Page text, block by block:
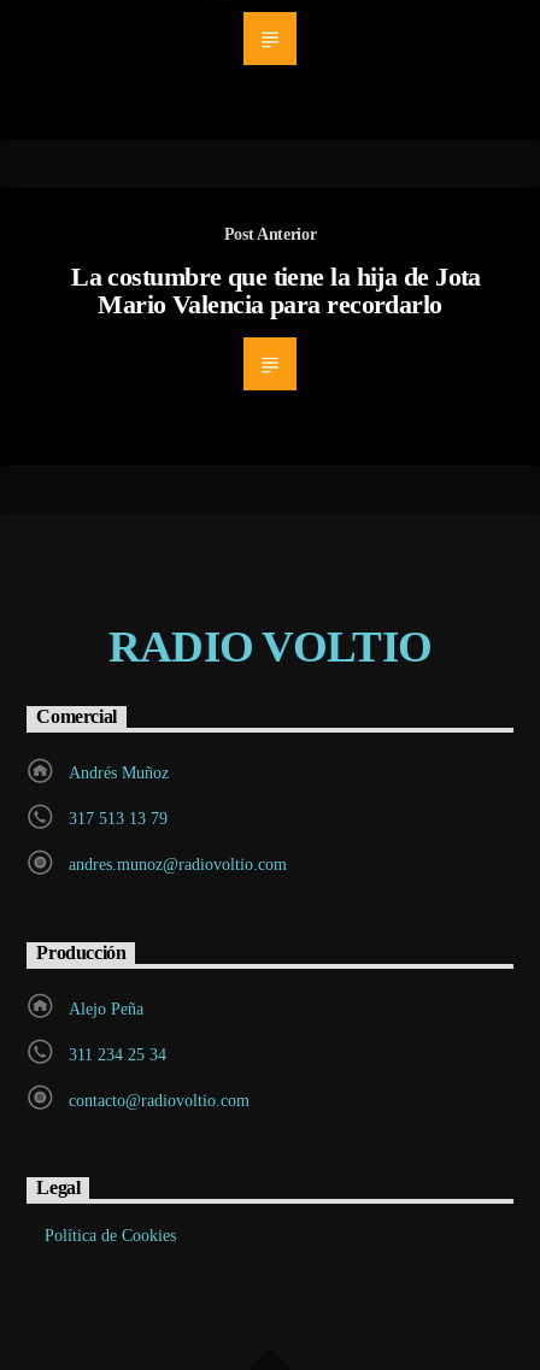
Post Anterior
La costumbre que tiene la hija de Jota
Mario Valencia para recordarlo
RADIO VOLTIO
Comercial
Andrés Muñoz
317 513 13 79
andres.munoz@radiovoltio.com
Producción
Alejo Peña
311 234 25 34
contacto@radiovoltio.com
Legal
Política de Cookies